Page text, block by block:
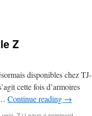
Z
disponibles chez TJ-
cette fois d’armoires
Continue reading →